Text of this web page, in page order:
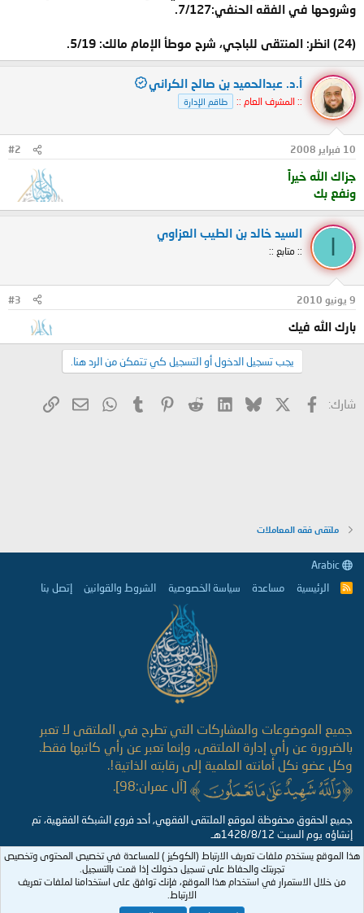
وشروحها في الفقه الحنفي:7/127.
(24) انظر: المنتقى للباجي، شرح موطأ الإمام مالك: 5/19.
أ.د. عبدالحميد بن صالح الكراني
:: المشرف العام :: طاقم الإدارة
10 فبراير 2008 #2
جزاك الله خيراً
ونفع بك
السيد خالد بن الطيب العزاوي
:: متابع ::
9 يونيو 2010 #3
بارك الله فيك
يجب تسجيل الدخول أو التسجيل كي تتمكن من الرد هنا.
شارك: فيسبوك Bluesky
LinkedIn
Reddit
Pinterest
Tumblr
WhatsApp
البريد
ملتقى فقه المعاملات
R
الرئيسية مساعدة سياسة الخصوصية الشروط والقوانين إتصل بنا
جميع الموضوعات والمشاركات التي تطرح في الملتقى لا تعبر
بالضرورة عن رأي إدارة الملتقى، وإنما تعبر عن رأي كاتبها فقط.
وكل عضو نكل أمانته العلمية إلى رقابته الذاتية!.
[آل عمران:98].
جميع الحقوق محفوظة لموقع الملتقى الفقهي, أحد فروع الشبكة الفقهية، تم
إنشاؤه يوم السبت 1428/8/12هـ
هذا الموقع يستخدم ملفات تعريف الارتباط (الكوكيز ) للمساعدة في تخصيص المحتوى وتخصيص
تجربتك والحفاظ على تسجيل دخولك إذا قمت بالتسجيل.
من خلال الاستمرار في استخدام هذا الموقع، فإنك توافق على استخدامنا لملفات تعريف
الارتباط.